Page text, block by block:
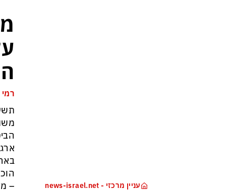
עניין מרכזי - news-israel.net
–